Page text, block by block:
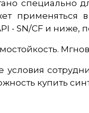
специально
применяться
- SN/CF и ниже,
купить